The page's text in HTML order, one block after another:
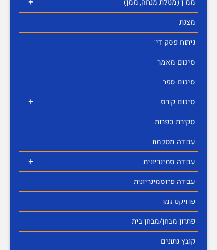
ממ"ן (מטלת מנחה, ממן)
מצגת
ניתוח פסק דין
סיכום מאמר
סיכום ספר
+
סיכום קורס
סקירת ספרות
עבודה מסכמת
+
עבודה סמינריונית
עבודה פרוסמינריונית
פרויקט גמר
פתרון מבחן/מבחן בית
קובץ נתונים